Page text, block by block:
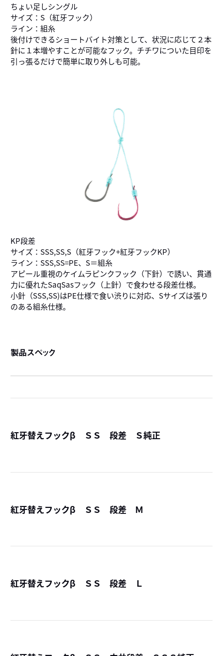
ちょい足しシングル
サイズ：S（紅牙フック）
ライン：組糸
後付けできるショートバイト対策として、状況に応じて２本
針に１本増やすことが可能なフック。チチワについた目印を
引っ張るだけで簡単に取り外しも可能。
KP段差
サイズ：SSS,SS,S（紅牙フック+紅牙フックKP）
ライン：SSS,SS=PE、S＝組糸
アピール重視のケイムラピンクフック（下針）で誘い、貫通
力に優れたSaqSasフック（上針）で食わせる段差仕様。
小針（SSS,SS)はPE仕様で食い渋りに対応、Sサイズは張り
のある組糸仕様。
製品スペック
紅牙替えフックβ ＳＳ 段差 Ｓ純正
紅牙替えフックβ ＳＳ 段差 Ｍ
紅牙替えフックβ ＳＳ 段差 Ｌ